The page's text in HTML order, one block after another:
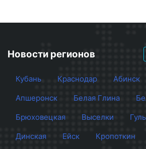
Новости регионов
Кубань Краснодар Абинск
Апшеронск
Белая Глина
Брюховецкая
Выселки
Динская
Ейск Кропоткин